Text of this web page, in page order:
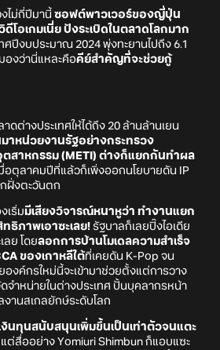
ไม่กี่ปีมานี้ ซอฟต์พาวเวอร์ของญี่ปุ่น
ดีโอเกมเนี่ย ปังระเบิดในตลาดโลกมาก
ศปีงบประมาณ 2024 พุ่งทะยานไปถึง 6.1
องว่านี่แหละคือคีย์สำคัญที่จะช่วยกู้
าดต่างประเทศให้ได้ถึง 20 ล้านล้านเยน
าหน่วยงานรัฐอย่างกระทรวง
ตสาหกรรม (METI) ต่างก็แยกกันทำผล
อตุลาคมปีที่แล้วก็เพิ่งออกนโยบายดัน IP
ฝั่งตะวันตก
เริ่มมีเสียงวิจารณ์หนาหูว่า ทำงานแยก
ธิภาพเอาซะเลย! รัฐบาลก็เลยปิ๊งไอเดีย
ลย โดยลอกการบ้านโมเดลความสำเร็จ
ของเกาหลีใต้ที่เคยดัน K-Pop จน
องค์กรใหม่นี้จะเข้ามาช่วยตั้งแต่การวาง
จำหน่ายในต่างประเทศ ปั้นบุคลากรหน้า
านสเกลยักษ์ระดับโลก
งินทุนสนับสนุนเพิ่มขึ้นเป็นเท่าตัวจนแตะ
แต่สื่ออย่าง Yomiuri Shimbun ก็แอบแซะ